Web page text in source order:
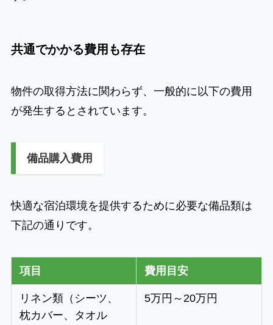
共通でかかる費用も存在
物件の取得方法に関わらず、一般的に以下の費用
が発生するとされています。
備品購入費用
快適な宿泊環境を提供するために必要な備品類は
下記の通りです。
項目 費用目安
リネン類（シーツ、
枕カバー、タオル
5万円～20万円